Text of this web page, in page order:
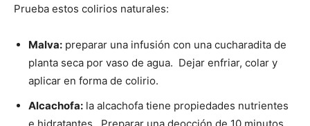
Prueba estos colirios naturales:
Malva: preparar una infusión con una cucharadita de
planta seca por vaso de agua. Dejar enfriar, colar y
aplicar en forma de colirio.
Alcachofa: la alcachofa tiene propiedades nutrientes